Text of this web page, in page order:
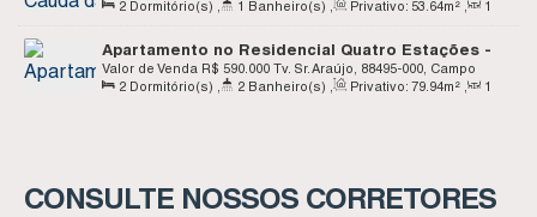
000, Limpa, Garopaba, Santa Catarina, Brasil
2 Dormitório(s) 1 Banheiro(s) Privativo: 53 .64m²
1
Apartamento no Residencial Quatro Estações -
Térreo - Campo Duna - Garopaba SC
R$ 590.000
Valor de Venda
Tv. Sr. Araújo, 88495-000, Campo
D'una, Garopaba, Santa Catarina, Brasil
2 Dormitório(s) 2 Banheiro(s) Privativo: 79 .94m²
1
CONSULTE NOSSOS CORRETORES